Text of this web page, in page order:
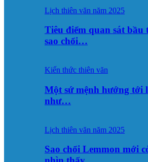
Lịch thiên văn năm 2025
Tiêu điểm quan sát
sao chổi…
Kiến thức thiên văn
Một sứ mệnh hướng tới
như…
Lịch thiên văn năm 2025
Sao chổi Lemmon mới